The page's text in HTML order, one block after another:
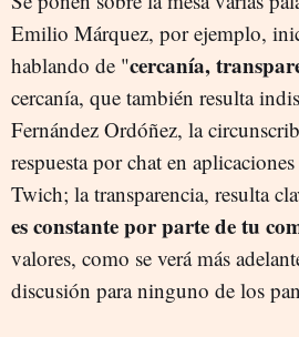
Emilio Márquez, por ejemplo,
hablando de "cercanía,
cercanía, que también resulta
Fernández Ordóñez, la
respuesta por chat en
Twich; la transparencia, resulta
es constante por parte de tu
valores, como se verá más
discusión para ninguno de los